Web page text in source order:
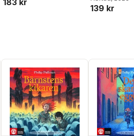
183 kr
139 kr